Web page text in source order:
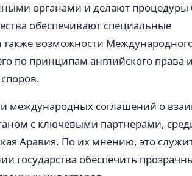
органами и делают процедуры
обеспечивают специальные
возможности
по принципам английского права и
международных соглашений о
с ключевыми партнерами,
Аравия. По их мнению, это
государства обеспечить